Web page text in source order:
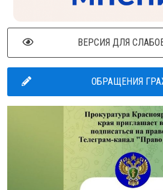
ВЕРСИЯ ДЛЯ
ОБРАЩЕНИЯ